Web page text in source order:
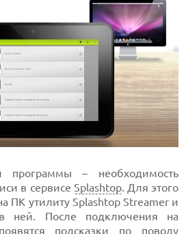
программы – необходимость
в сервисе Splashtop. Для этого
ПК утилиту Splashtop Streamer и
в ней. После подключения на
подсказки по поводу